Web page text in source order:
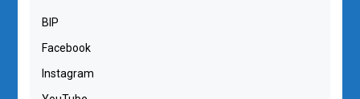
BIP
Facebook
Instagram